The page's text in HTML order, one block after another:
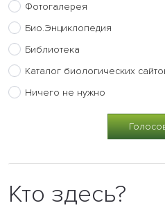
Фотогалерея
Био.Энциклопедия
Библиотека
Каталог биологических
Ничего не нужно
Кто здесь?